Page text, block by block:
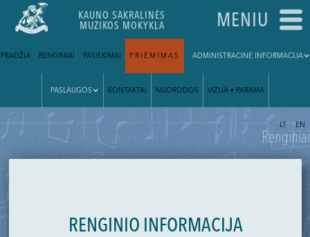
KAUNO SAKRALINĖS
MUZIKOS MOKYKLA
MENIU
PRADŽIA RENGINIAI PASIEKIMAI PRIĖMIMAS ADMINISTRACINĖ INFORMACIJA
PASLAUGOS KONTAKTAI NUORODOS VIZIJA • PARAMA
| LT EN
Renginiai
RENGINIO INFORMACIJA